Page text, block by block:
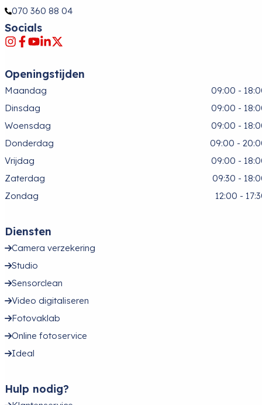
070 360 88 04
Socials
Openingstijden
Maandag
09:00 -
Dinsdag
09:00 -
Woensdag
09:00 -
Donderdag
09:00 -
Vrijdag
09:00 -
Zaterdag
09:30 -
Zondag
12:00 -
Diensten
Camera verzekering
Studio
Sensorclean
Video digitaliseren
Fotovaklab
Online fotoservice
Ideal
Hulp nodig?